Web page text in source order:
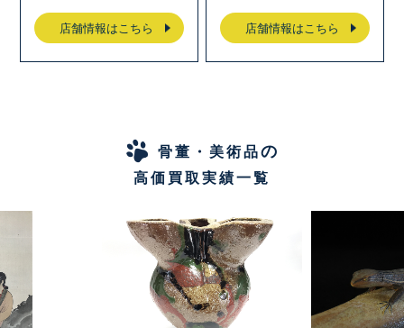
店舗情報はこちら 店舗情報はこちら
骨董・美術品の
高価買取実績一覧